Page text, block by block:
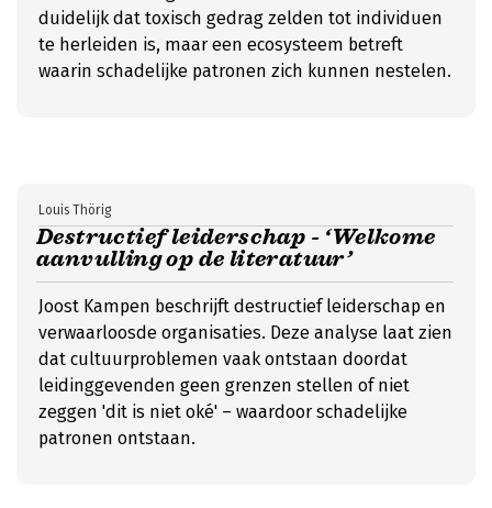
duidelijk dat toxisch gedrag zelden tot individuen
te herleiden is, maar een ecosysteem betreft
waarin schadelijke patronen zich kunnen nestelen.
Destructief leiderschap - ‘Welkome
aanvulling op de literatuur’
Louis Thörig
Joost Kampen beschrijft destructief leiderschap en
verwaarloosde organisaties. Deze analyse laat zien
dat cultuurproblemen vaak ontstaan doordat
leidinggevenden geen grenzen stellen of niet
zeggen 'dit is niet oké' – waardoor schadelijke
patronen ontstaan.